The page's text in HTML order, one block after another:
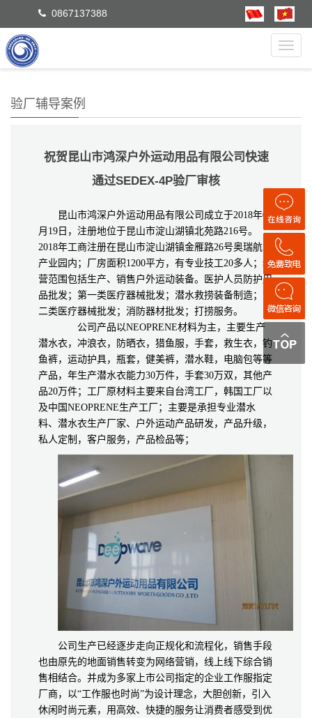
0867137388
验厂辅导案例
祝贺昆山市鸿深户外运动用品有限公司快速
通过SEDEX-4P验厂审核
昆山市鸿深户外运动用品有限公司成立于2018年03
月19日，注册地位于昆山市淀山湖镇北苑路216号。
2018年工商注册在昆山市淀山湖镇金雁路26号奥瑞航空
产业园内；厂房面积1200平方，有专业技工20多人；经
营范围包括生产、销售户外运动装备。医护人员防护用
品批发；第一类医疗器械批发；潜水救捞装备制造；第
二类医疗器械批发；消防器材批发；打捞服务。
公司产品以NEOPRENE材料为主，主要生产
潜水衣，冲浪衣，防晒衣，猎鱼服，手套，救生衣，钓
鱼裤，运动护具，瓶套，健美裤，潜水鞋，电脑包等等
产品，年生产潜水衣能力30万件，手套30万双，其他产
品20万件；工厂原材料主要来自台湾工厂，韩国工厂以
及中国NEOPRENE生产工厂；主要是承担专业潜水
料、潜水衣生产厂家、户外运动产品研发，产品升级，
私人定制，客户服务，产品检品等；
公司生产已经逐步走向正规化和流程化，销售手段
也由原先的地面销售转变为网络营销，线上线下综合销
售相结合。并成为多家上市公司指定的企业工作服指定
厂商，以“工作服也时尚”为设计理念，大胆创新，引入
休闲时尚元素，用高效、快捷的服务让消费者感受到优